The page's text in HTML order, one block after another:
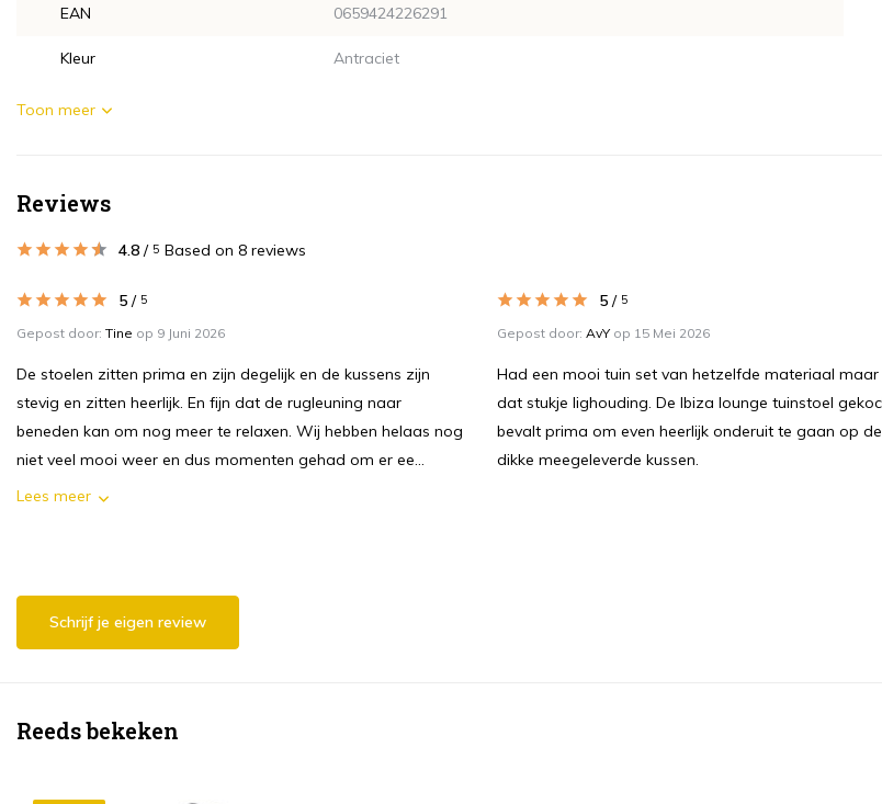
EAN 0659424226291
Kleur Antraciet
Toon meer
Reviews
4.8 / 5 Based on 8 reviews
5 / 5
Gepost door: Tine op 9 Juni 2026
De stoelen zitten prima en zijn degelijk en de kussens zijn
stevig en zitten heerlijk. En fijn dat de rugleuning naar
beneden kan om nog meer te relaxen. Wij hebben helaas nog
niet veel mooi weer en dus momenten gehad om er ee...
Lees meer
5 / 5
Gepost door: AvY op 15 Mei 2026
Had een mooi tuin set van hetzelfde materiaal maar
dat stukje lighouding. De Ibiza lounge tuinstoel
bevalt prima om even heerlijk onderuit te gaan op
dikke meegeleverde kussen.
Schrijf je eigen review
Reeds bekeken